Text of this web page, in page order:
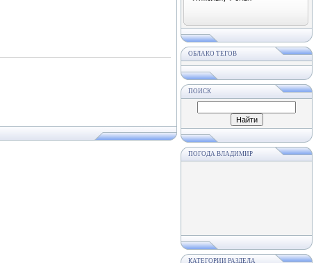
ОБЛАКО ТЕГОВ
ПОИСК
ПОГОДА ВЛАДИМИР
КАТЕГОРИИ РАЗДЕЛА